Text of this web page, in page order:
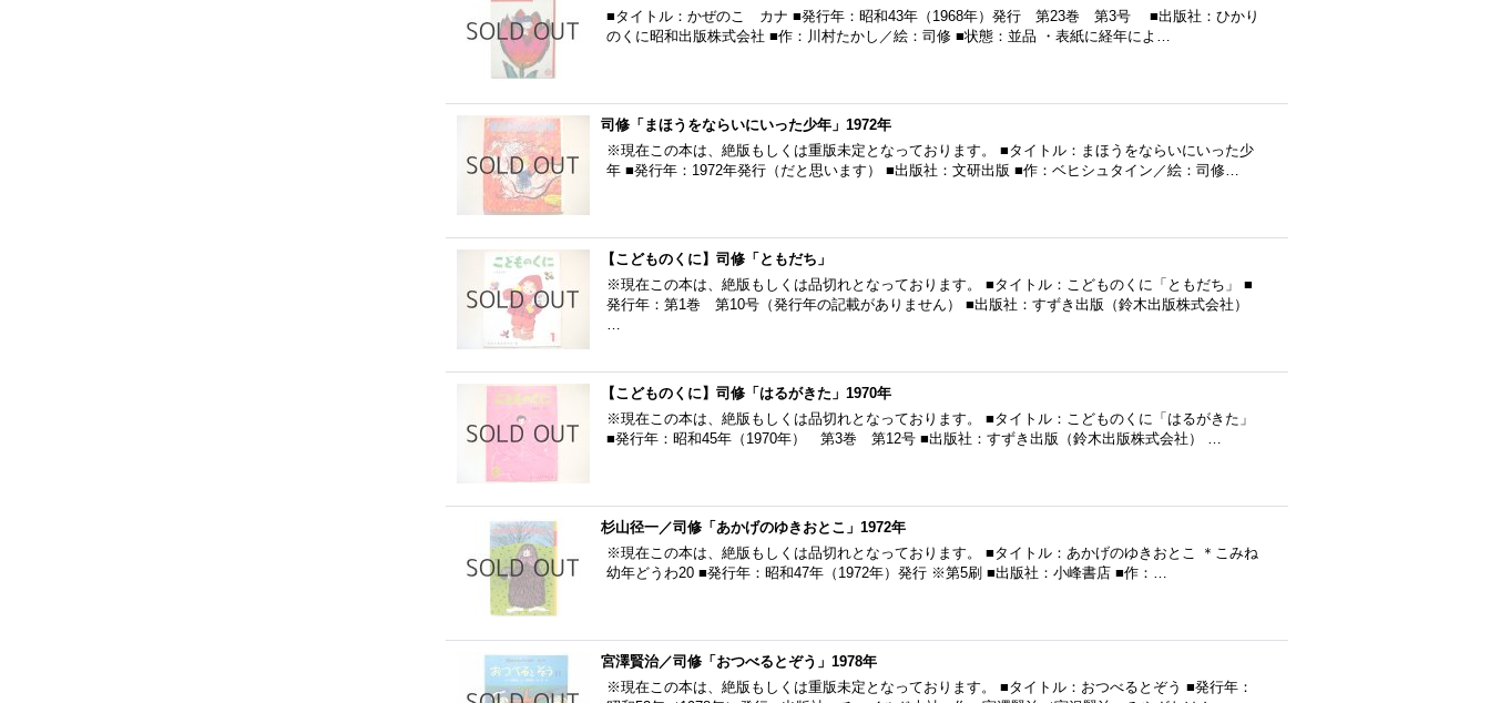
■タイトル：かぜのこ カナ ■発行年：昭和43年（1968年）発行 第23巻 第3号 ■出版社：ひかり
のくに昭和出版株式会社 ■作：川村たかし／絵：司修 ■状態：並品 ・表紙に経年によ…
司修「まほうをならいにいった少年」1972年
※現在この本は、絶版もしくは重版未定となっております。 ■タイトル：まほうをならいにいった少
年 ■発行年：1972年発行（だと思います） ■出版社：文研出版 ■作：ベヒシュタイン／絵：司修…
【こどものくに】司修「ともだち」
※現在この本は、絶版もしくは品切れとなっております。 ■タイトル：こどものくに「ともだち」 ■
発行年：第1巻 第10号（発行年の記載がありません） ■出版社：すずき出版（鈴木出版株式会社）
…
【こどものくに】司修「はるがきた」1970年
※現在この本は、絶版もしくは品切れとなっております。 ■タイトル：こどものくに「はるがきた」
■発行年：昭和45年（1970年） 第3巻 第12号 ■出版社：すずき出版（鈴木出版株式会社） …
杉山径一／司修「あかげのゆきおとこ」1972年
※現在この本は、絶版もしくは品切れとなっております。 ■タイトル：あかげのゆきおとこ ＊こみね
幼年どうわ20 ■発行年：昭和47年（1972年）発行 ※第5刷 ■出版社：小峰書店 ■作：…
宮澤賢治／司修「おつべるとぞう」1978年
※現在この本は、絶版もしくは重版未定となっております。 ■タイトル：おつべるとぞう ■発行年：